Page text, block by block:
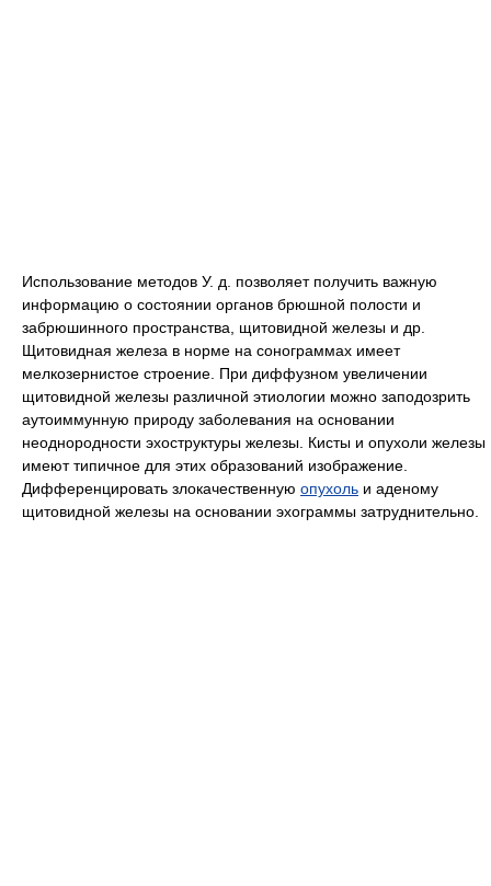
Использование методов У. д. позволяет получить важную
информацию о состоянии органов брюшной полости и
забрюшинного пространства, щитовидной железы и др.
Щитовидная железа в норме на сонограммах имеет
мелкозернистое строение. При диффузном увеличении
щитовидной железы различной этиологии можно заподозрить
аутоиммунную природу заболевания на основании
неоднородности эхоструктуры железы. Кисты и опухоли железы
имеют типичное для этих образований изображение.
Дифференцировать злокачественную опухоль и аденому
щитовидной железы на основании эхограммы затруднительно.